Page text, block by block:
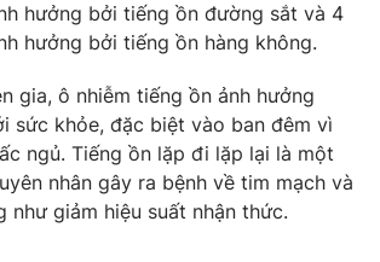
tế
hưởng bởi tiếng ồn đường sắt và 4
hưởng bởi tiếng ồn hàng không.
gia, ô nhiễm tiếng ồn ảnh hưởng
sức khỏe, đặc biệt vào ban đêm vì
ngủ. Tiếng ồn lặp đi lặp lại là một
nhân gây ra bệnh về tim mạch và
như giảm hiệu suất nhận thức.